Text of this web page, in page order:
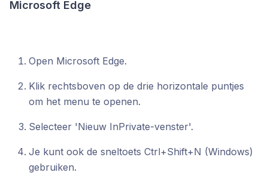
Microsoft Edge
Open Microsoft Edge.
Klik rechtsboven op de drie horizontale puntjes
om het menu te openen.
Selecteer 'Nieuw InPrivate-venster'.
Je kunt ook de sneltoets Ctrl+Shift+N (Windows)
gebruiken.